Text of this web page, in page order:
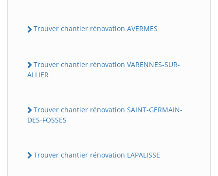
Trouver chantier rénovation AVERMES
Trouver chantier rénovation VARENNES-SUR-
ALLIER
Trouver chantier rénovation SAINT-GERMAIN-
DES-FOSSES
Trouver chantier rénovation LAPALISSE